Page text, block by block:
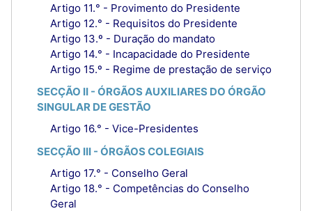
Artigo 11.° - Provimento do Presidente
Artigo 12.° - Requisitos do Presidente
Artigo 13.º - Duração do mandato
Artigo 14.° - Incapacidade do Presidente
Artigo 15.º - Regime de prestação de serviço
SECÇÃO II - ÓRGÃOS AUXILIARES DO ÓRGÃO
SINGULAR DE GESTÃO
Artigo 16.° - Vice-Presidentes
SECÇÃO III - ÓRGÃOS COLEGIAIS
Artigo 17.° - Conselho Geral
Artigo 18.° - Competências do Conselho
Geral